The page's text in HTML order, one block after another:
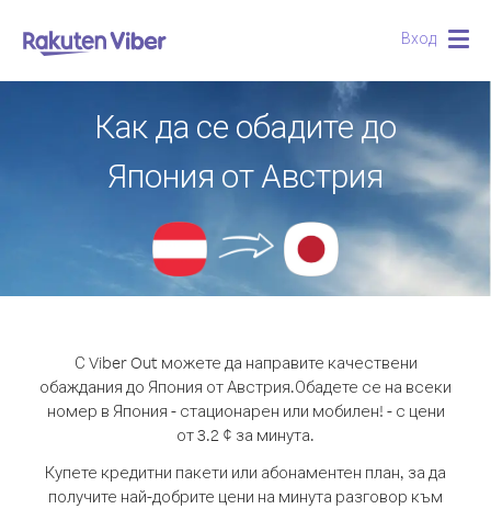
Вход
Как да се обадите до
Япония от Австрия
С Viber Out можете да направите качествени
обаждания до Япония от Австрия.Обадете се на всеки
номер в Япония - стационарен или мобилен! - с цени
от 3.2 ¢ за минута.
Купете кредитни пакети или абонаментен план, за да
получите най-добрите цени на минута разговор към